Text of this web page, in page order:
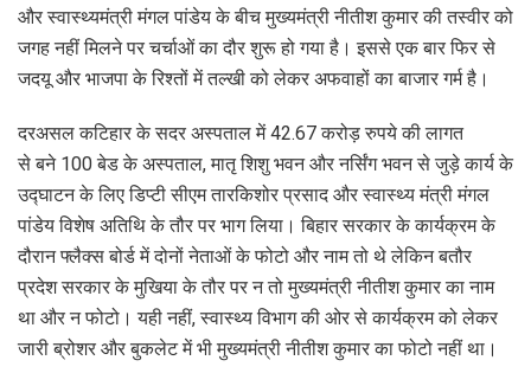
और स्वास्थ्यमंत्री मंगल पांडेय के बीच मुख्यमंत्री नीतीश कुमार की तस्वीर को
जगह नहीं मिलने पर चर्चाओं का दौर शुरू हो गया है। इससे एक बार फिर से
जदयू और भाजपा के रिश्तों में तल्खी को लेकर अफवाहों का बाजार गर्म है।
दरअसल कटिहार के सदर अस्पताल में 42.67 करोड़ रुपये की लागत
से बने 100 बेड के अस्पताल, मातृ शिशु भवन और नर्सिंग भवन से जुड़े कार्य के
उद्घाटन के लिए डिप्टी सीएम तारकिशोर प्रसाद और स्वास्थ्य मंत्री मंगल
पांडेय विशेष अतिथि के तौर पर भाग लिया। बिहार सरकार के कार्यक्रम के
दौरान फ्लैक्स बोर्ड में दोनों नेताओं के फोटो और नाम तो थे लेकिन बतौर
प्रदेश सरकार के मुखिया के तौर पर न तो मुख्यमंत्री नीतीश कुमार का नाम
था और न फोटो। यही नहीं, स्वास्थ्य विभाग की ओर से कार्यक्रम को लेकर
जारी ब्रोशर और बुकलेट में भी मुख्यमंत्री नीतीश कुमार का फोटो नहीं था।